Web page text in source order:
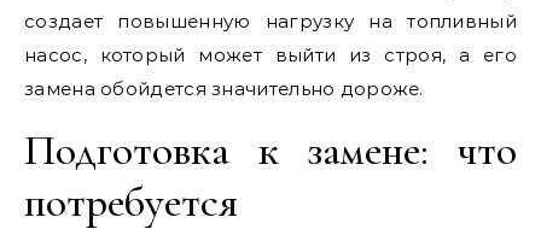
создает повышенную нагрузку на топливный
насос, который может выйти из строя, а его
замена обойдется значительно дороже.
Подготовка к замене: что
потребуется